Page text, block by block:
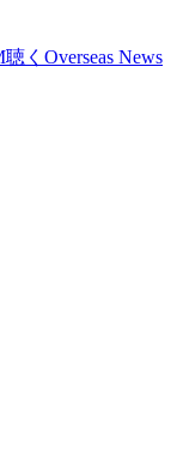
聴く Overseas News